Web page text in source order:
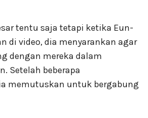
tentu saja tetapi ketika Eun-
di video, dia menyarankan agar
dengan mereka dalam
Setelah beberapa
memutuskan untuk bergabung